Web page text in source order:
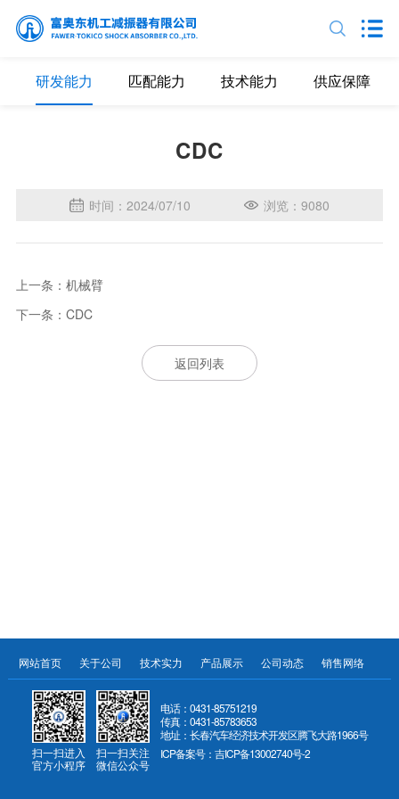
研发能力 匹配能力 技术能力 供应保障
CDC
时间：2024/07/10 浏览：9080
上一条：机械臂
下一条：CDC
返回列表
网站首页 关于公司 技术实力 产品展示 公司动态 销售网络
扫一扫进入
官方小程序
扫一扫关注
微信公众号
电话：0431-85751219
传真：0431-85783653
地址：长春汽车经济技术开发区腾飞大路1966号
ICP备案号：吉ICP备13002740号-2